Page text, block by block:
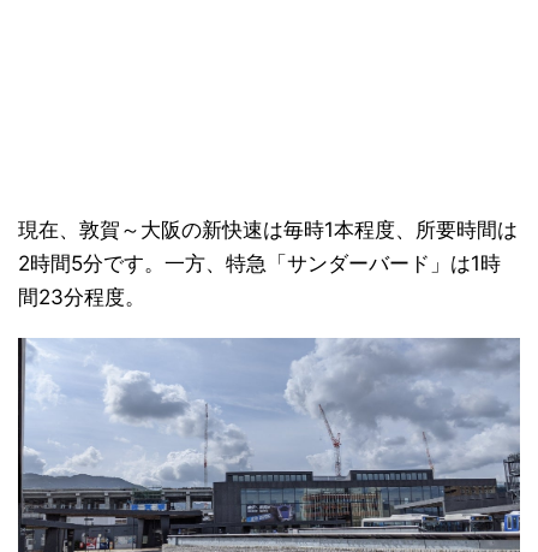
現在、敦賀～大阪の新快速は毎時1本程度、所要時間は
2時間5分です。一方、特急「サンダーバード」は1時
間23分程度。